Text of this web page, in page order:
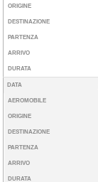
ORIGINE
DESTINAZIONE
PARTENZA
ARRIVO
DURATA
DATA
AEROMOBILE
ORIGINE
DESTINAZIONE
PARTENZA
ARRIVO
DURATA